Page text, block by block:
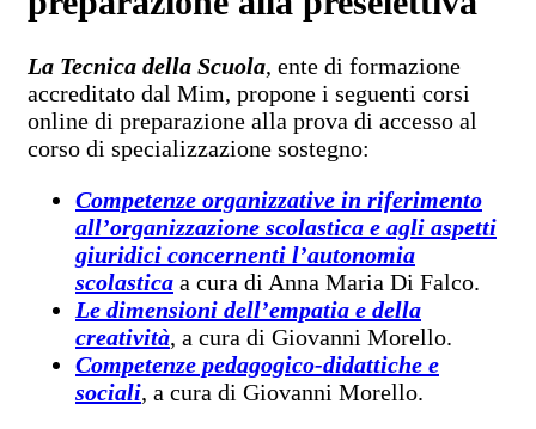
La Tecnica della Scuola, ente di formazione
accreditato dal Mim, propone i seguenti corsi
online di preparazione alla prova di accesso al
corso di specializzazione sostegno:
Competenze organizzative in riferimento
all’organizzazione scolastica e agli aspetti
giuridici concernenti l’autonomia
scolastica a cura di Anna Maria Di Falco.
Le dimensioni dell’empatia e della
creatività, a cura di Giovanni Morello.
Competenze pedagogico-didattiche e
sociali, a cura di Giovanni Morello.